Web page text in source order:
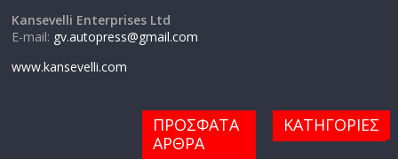
Kansevelli Enterprises Ltd
E-mail: gv.autopress@gmail.com
www.kansevelli.com
ΠΡΟΣΦΑΤΑ
ΑΡΘΡΑ
ΚΑΤΗΓΟΡΙΕΣ